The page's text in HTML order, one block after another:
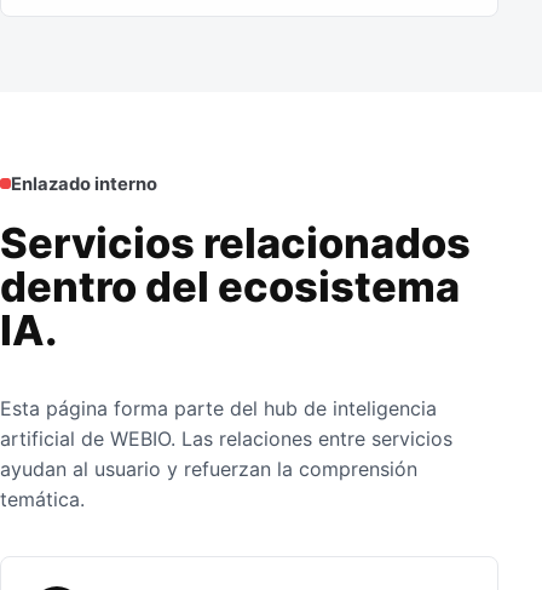
Enlazado interno
Servicios relacionados
dentro del ecosistema
IA.
Esta página forma parte del hub de inteligencia
artificial de WEBIO. Las relaciones entre servicios
ayudan al usuario y refuerzan la comprensión
temática.